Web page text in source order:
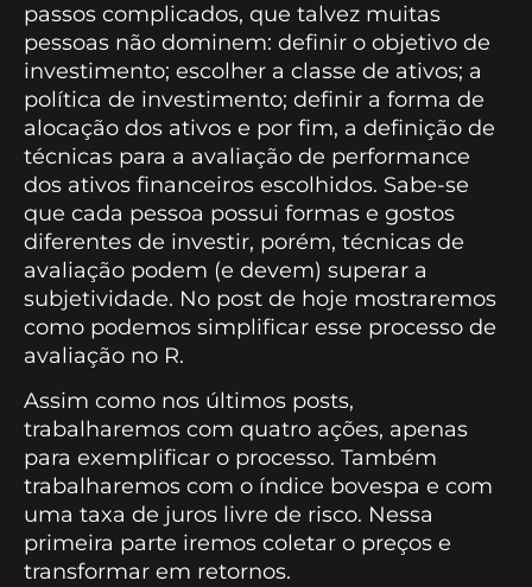
passos complicados, que talvez muitas
pessoas não dominem: definir o objetivo de
investimento; escolher a classe de ativos; a
política de investimento; definir a forma de
alocação dos ativos e por fim, a definição de
técnicas para a avaliação de performance
dos ativos financeiros escolhidos. Sabe-se
que cada pessoa possui formas e gostos
diferentes de investir, porém, técnicas de
avaliação podem (e devem) superar a
subjetividade. No post de hoje mostraremos
como podemos simplificar esse processo de
avaliação no R.
Assim como nos últimos posts,
trabalharemos com quatro ações, apenas
para exemplificar o processo. Também
trabalharemos com o índice bovespa e com
uma taxa de juros livre de risco. Nessa
primeira parte iremos coletar o preços e
transformar em retornos.